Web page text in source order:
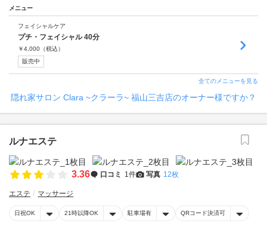
メニュー
フェイシャルケア
プチ・フェイシャル 40分
￥4,000 （税込）
販売中
全てのメニューを見る
隠れ家サロン Clara ~クラーラ~ 福山三吉店のオーナー様ですか？
ルナエステ
3.36 口コミ 1件 写真 12枚
エステ マッサージ
日祝OK 21時以降OK 駐車場有 QRコード決済可